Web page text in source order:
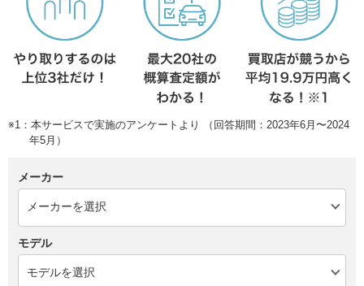
※1：本サービスで実施のアンケートより （回答期間：2023年6月〜2024
年5月）
メーカー
モデル